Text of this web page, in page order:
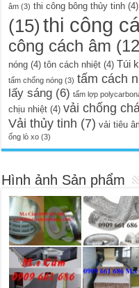
âm (3) thi công bông thủy tinh (4)
(15) thi công
công cách âm
nóng (4) tôn cách nhiệt (4) Túi
tấm chống nóng (3) tấm cách
lấy sáng (6) tấm lợp
chịu nhiệt (4) vải chống
Vải thủy tinh (7) vải tiêu
ống lò xo (3)
Hình ảnh Sản phẩm